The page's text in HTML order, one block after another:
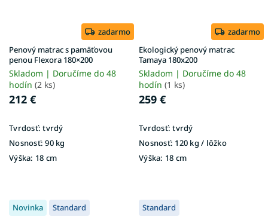
zadarmo
Penový matrac s pamäťovou
penou Flexora 180×200
Skladom | Doručíme do 48
hodín (2 ks)
212 €
Tvrdosť: tvrdý
Nosnosť: 90 kg
Výška: 18 cm
zadarmo
Ekologický penový matrac
Tamaya 180x200
Skladom | Doručíme do 48
hodín (1 ks)
259 €
Tvrdosť: tvrdý
Nosnosť: 120 kg / lôžko
Výška: 18 cm
Novinka Standard Standard